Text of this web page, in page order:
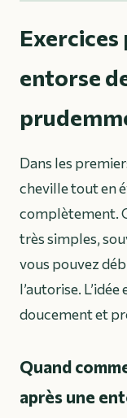
entorse
Dans les
cheville tout en
complètement.
très simples,
vous pouvez
l’autorise.
doucement et
Quand
après une